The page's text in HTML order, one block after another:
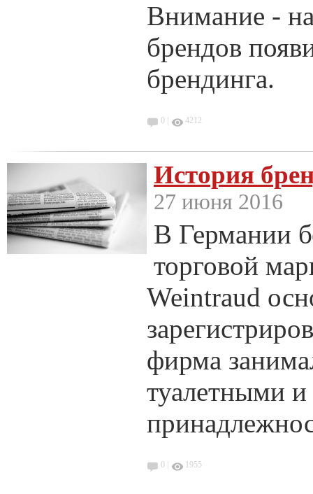
Внимание -
брендов
брендинга.
0 | 4212
История
27 июня 2016
В Германии
торговой
Weintraud
фирма
туалетными
0 | 1955